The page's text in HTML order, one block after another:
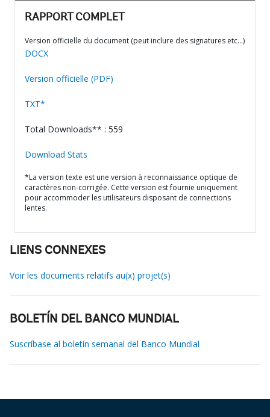
RAPPORT COMPLET
Version officielle du document (peut inclure des signatures etc…)
DOCX
Version officielle (PDF)
TXT*
Total Downloads** : 559
Download Stats
*La version texte est une version à reconnaissance optique de
caractères non-corrigée. Cette version est fournie uniquement
pour accommoder les utilisateurs disposant de connections
lentes.
LIENS CONNEXES
Voir les documents relatifs au(x) projet(s)
BOLETÍN DEL BANCO MUNDIAL
Suscríbase al boletín semanal del Banco Mundial